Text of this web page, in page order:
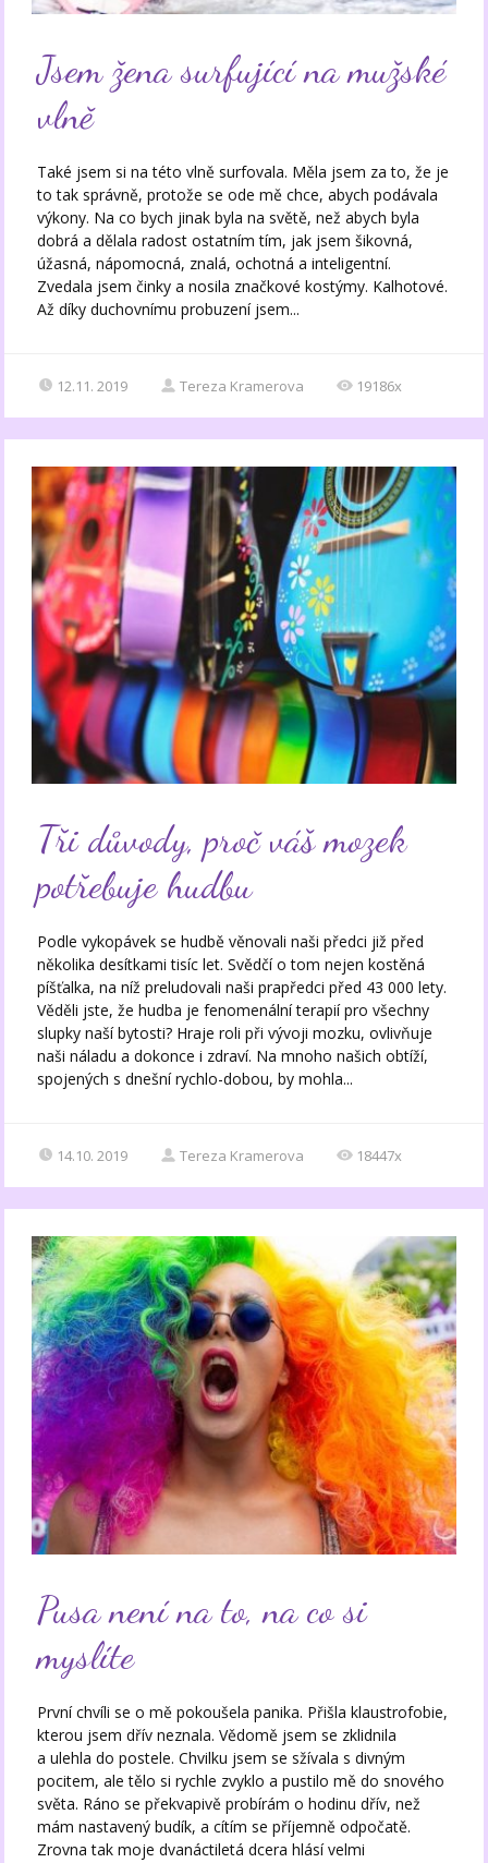
Jsem žena surfující na mužské
vlně
Také jsem si na této vlně surfovala. Měla jsem za to, že je
to tak správně, protože se ode mě chce, abych podávala
výkony. Na co bych jinak byla na světě, než abych byla
dobrá a dělala radost ostatním tím, jak jsem šikovná,
úžasná, nápomocná, znalá, ochotná a inteligentní.
Zvedala jsem činky a nosila značkové kostýmy. Kalhotové.
Až díky duchovnímu probuzení jsem...
12.11. 2019 Tereza Kramerova 19186x
Tři důvody, proč váš mozek
potřebuje hudbu
Podle vykopávek se hudbě věnovali naši předci již před
několika desítkami tisíc let. Svědčí o tom nejen kostěná
píšťalka, na níž preludovali naši prapředci před 43 000 lety.
Věděli jste, že hudba je fenomenální terapií pro všechny
slupky naší bytosti? Hraje roli při vývoji mozku, ovlivňuje
naši náladu a dokonce i zdraví. Na mnoho našich obtíží,
spojených s dnešní rychlo-dobou, by mohla...
14.10. 2019 Tereza Kramerova 18447x
Pusa není na to, na co si
myslíte
První chvíli se o mě pokoušela panika. Přišla klaustrofobie,
kterou jsem dřív neznala. Vědomě jsem se zklidnila
a ulehla do postele. Chvilku jsem se sžívala s divným
pocitem, ale tělo si rychle zvyklo a pustilo mě do snového
světa. Ráno se překvapivě probírám o hodinu dřív, než
mám nastavený budík, a cítím se příjemně odpočatě.
Zrovna tak moje dvanáctiletá dcera hlásí velmi